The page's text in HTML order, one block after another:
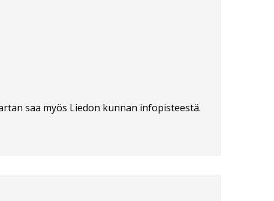
saa myös Liedon kunnan infopisteestä.